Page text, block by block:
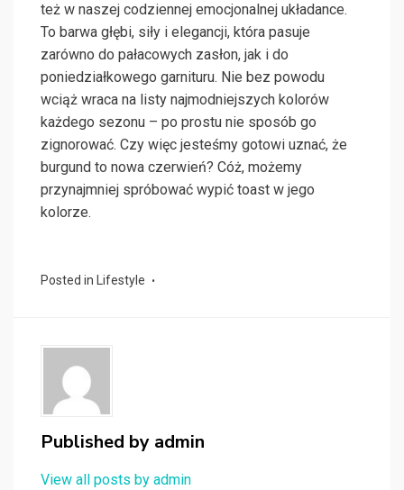
też w naszej codziennej emocjonalnej układance.
To barwa głębi, siły i elegancji, która pasuje
zarówno do pałacowych zasłon, jak i do
poniedziałkowego garnituru. Nie bez powodu
wciąż wraca na listy najmodniejszych kolorów
każdego sezonu – po prostu nie sposób go
zignorować. Czy więc jesteśmy gotowi uznać, że
burgund to nowa czerwień? Cóż, możemy
przynajmniej spróbować wypić toast w jego
kolorze.
Posted in Lifestyle
Published by admin
View all posts by admin